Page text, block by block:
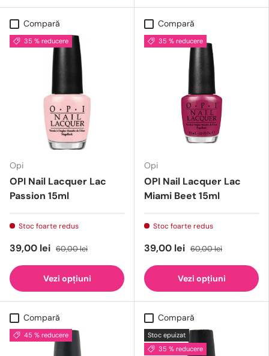
Compară
35 % reducere
Opi
OPI Nail Lacquer Lac
Passion 15ml
Stoc foarte redus
39,00 lei 60,00 lei
Vezi opțiuni
Compară
35 % reducere
Opi
OPI Nail Lacquer Lac
Miami Beet 15ml
Stoc foarte redus
39,00 lei 60,00 lei
Vezi opțiuni
Compară
45 % reducere
Compară
Stoc epuizat
35 % reducere